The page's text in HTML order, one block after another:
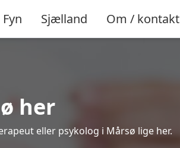
Fyn Sjælland Om / kontakt
her
eller psykolog i Mårsø lige her.